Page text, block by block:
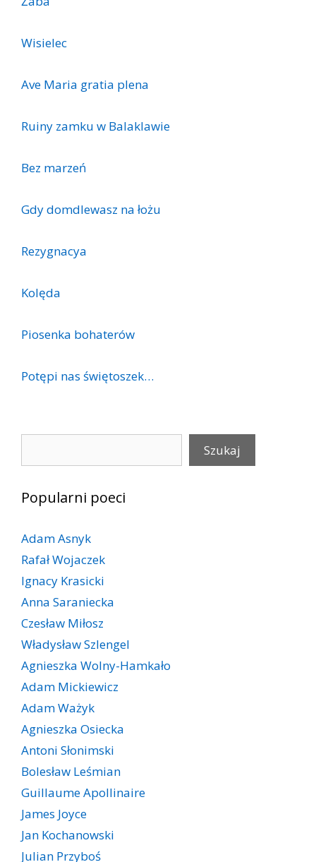
Wisielec
Ave Maria gratia plena
Ruiny zamku w Balaklawie
Bez marzeń
Gdy domdlewasz na łożu
Rezygnacya
Kolęda
Piosenka bohaterów
Potępi nas świętoszek…
Szukaj
Popularni poeci
Adam Asnyk
Rafał Wojaczek
Ignacy Krasicki
Anna Saraniecka
Czesław Miłosz
Władysław Szlengel
Agnieszka Wolny-Hamkało
Adam Mickiewicz
Adam Ważyk
Agnieszka Osiecka
Antoni Słonimski
Bolesław Leśmian
Guillaume Apollinaire
James Joyce
Jan Kochanowski
Julian Przyboś